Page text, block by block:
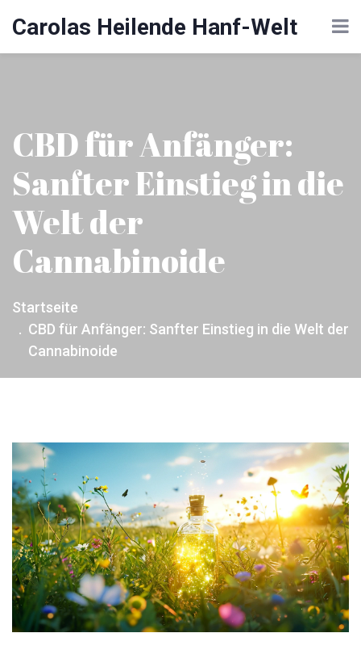
Carolas Heilende Hanf-Welt
CBD für Anfänger:
Sanfter Einstieg in die
Welt der
Cannabinoide
Startseite
CBD für Anfänger: Sanfter Einstieg in die Welt der
Cannabinoide